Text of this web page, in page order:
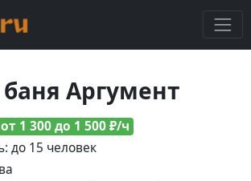
баня Аргумент
от 1 300 до 1 500 ₽/ч
до 15 человек